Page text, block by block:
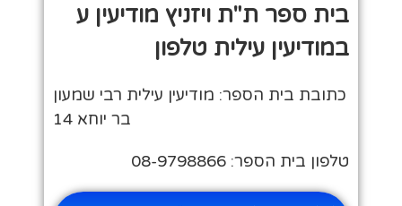
בית ספר ת"ת ויזניץ מודיעין ע
במודיעין עילית טלפון
כתובת בית הספר: מודיעין עילית רבי שמעון
בר יוחא 14
טלפון בית הספר: 08-9798866